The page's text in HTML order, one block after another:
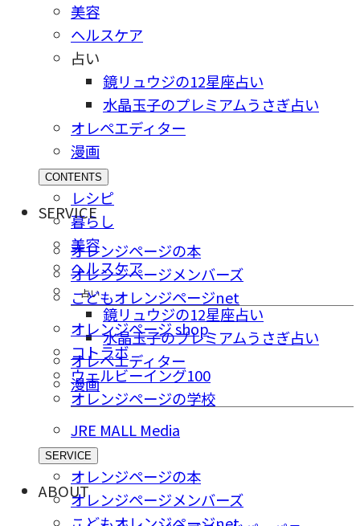
美容
ヘルスケア
占い
鏡リュウジの12星座占い
水晶玉子のプレミアムうさぎ占い
オレペエディター
漫画
CONTENTS
レシピ
暮らし
美容
ヘルスケア
占い
鏡リュウジの12星座占い
水晶玉子のプレミアムうさぎ占い
オレペエディター
漫画
SERVICE
オレンジページの本
オレンジページメンバーズ
こどもオレンジページnet
オレンジページ shop
コトラボ
ウェルビーイング100
オレンジページの学校
JRE MALL Media
SERVICE
オレンジページの本
オレンジページメンバーズ
ABOUT